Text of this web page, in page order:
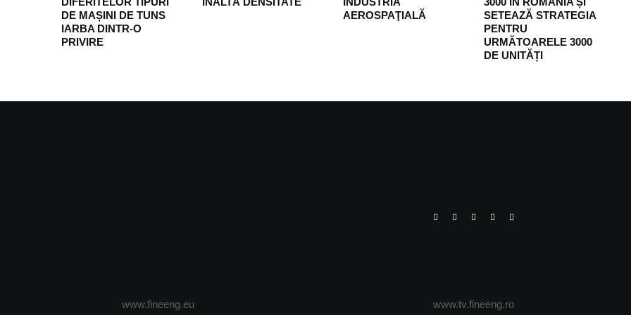
DE MAȘINI DE TUNS
IARBA DINTR-O
PRIVIRE
AEROSPAŢIALĂ
SETEAZĂ STRATEGIA
PENTRU
URMĂTOARELE 3000
DE UNITĂȚI
www.fineeng.eu www.tv.fineeng.ro